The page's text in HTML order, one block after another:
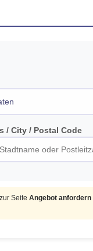
/ City / Postal Code
Seite Angebot anfordern